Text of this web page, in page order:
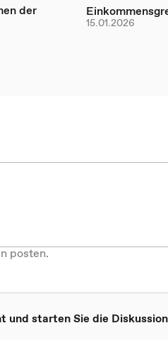
der
15.01.2026
posten.
und starten Sie die Diskussion